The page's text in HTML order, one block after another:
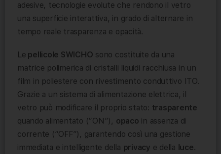
adesive, tecnologie evolute che rendono il vetro
una superficie interattiva, in grado di alternare in
tempo reale trasparenza e opacità.
Le pellicole SWICHO sono costituite da una
matrice polimerica di cristalli liquidi racchiusa in un
film in poliestere con rivestimento conduttivo ITO.
Grazie a un sistema di alimentazione elettrica, il
vetro può modificare il proprio stato: trasparente
quando alimentato (“ON”), opaco in assenza di
corrente (“OFF”), garantendo così una gestione
immediata e intelligente della privacy e della luce.